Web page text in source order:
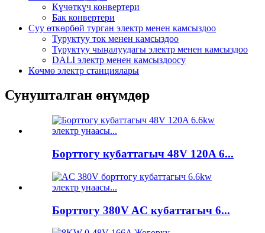
Күчөткүч конвертери
Бак конвертери
Суу өткөрбөй турган электр менен камсыздоо
Туруктуу ток менен камсыздоо
Туруктуу чыңалуудагы электр менен камсыздоо
DALI электр менен камсыздоосу
Көчмө электр станциялары
Сунушталган өнүмдөр
Борттогу кубаттагыч 48V 120A 6...
Борттогу 380V AC кубаттагыч 6...